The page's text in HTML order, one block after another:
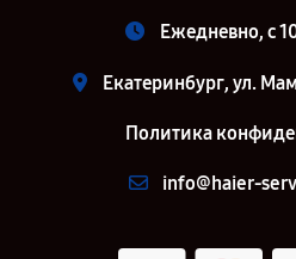
Ежедневно, с
Екатеринбург, ул.
Политика
info@haier-